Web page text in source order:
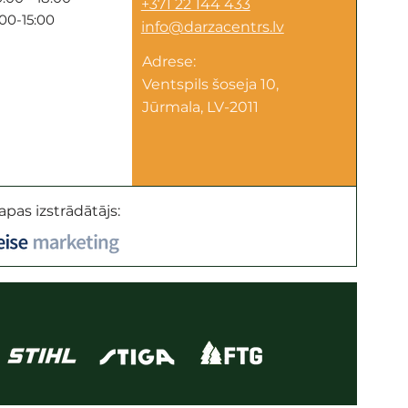
15:00
+371 22 144 433
info@darzacentrs.lv
Adrese:
Ventspils šoseja 10,
Jūrmala, LV-2011
izstrādātājs: